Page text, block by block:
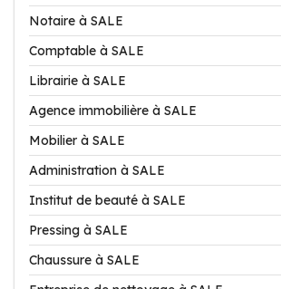
Notaire à SALE
Comptable à SALE
Librairie à SALE
Agence immobilière à SALE
Mobilier à SALE
Administration à SALE
Institut de beauté à SALE
Pressing à SALE
Chaussure à SALE